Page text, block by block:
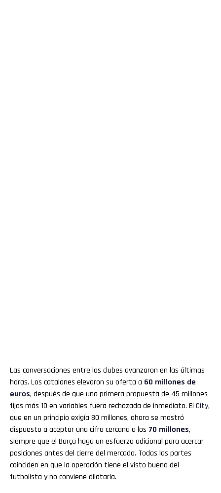
Las conversaciones entre los clubes avanzaron en las últimas
horas. Los catalanes elevaron su oferta a 60 millones de
euros, después de que una primera propuesta de 45 millones
fijos más 10 en variables fuera rechazada de inmediato. El City,
que en un principio exigía 80 millones, ahora se mostró
dispuesto a aceptar una cifra cercana a los 70 millones,
siempre que el Barça haga un esfuerzo adicional para acercar
posiciones antes del cierre del mercado. Todas las partes
coinciden en que la operación tiene el visto bueno del
futbolista y no conviene dilatarla.